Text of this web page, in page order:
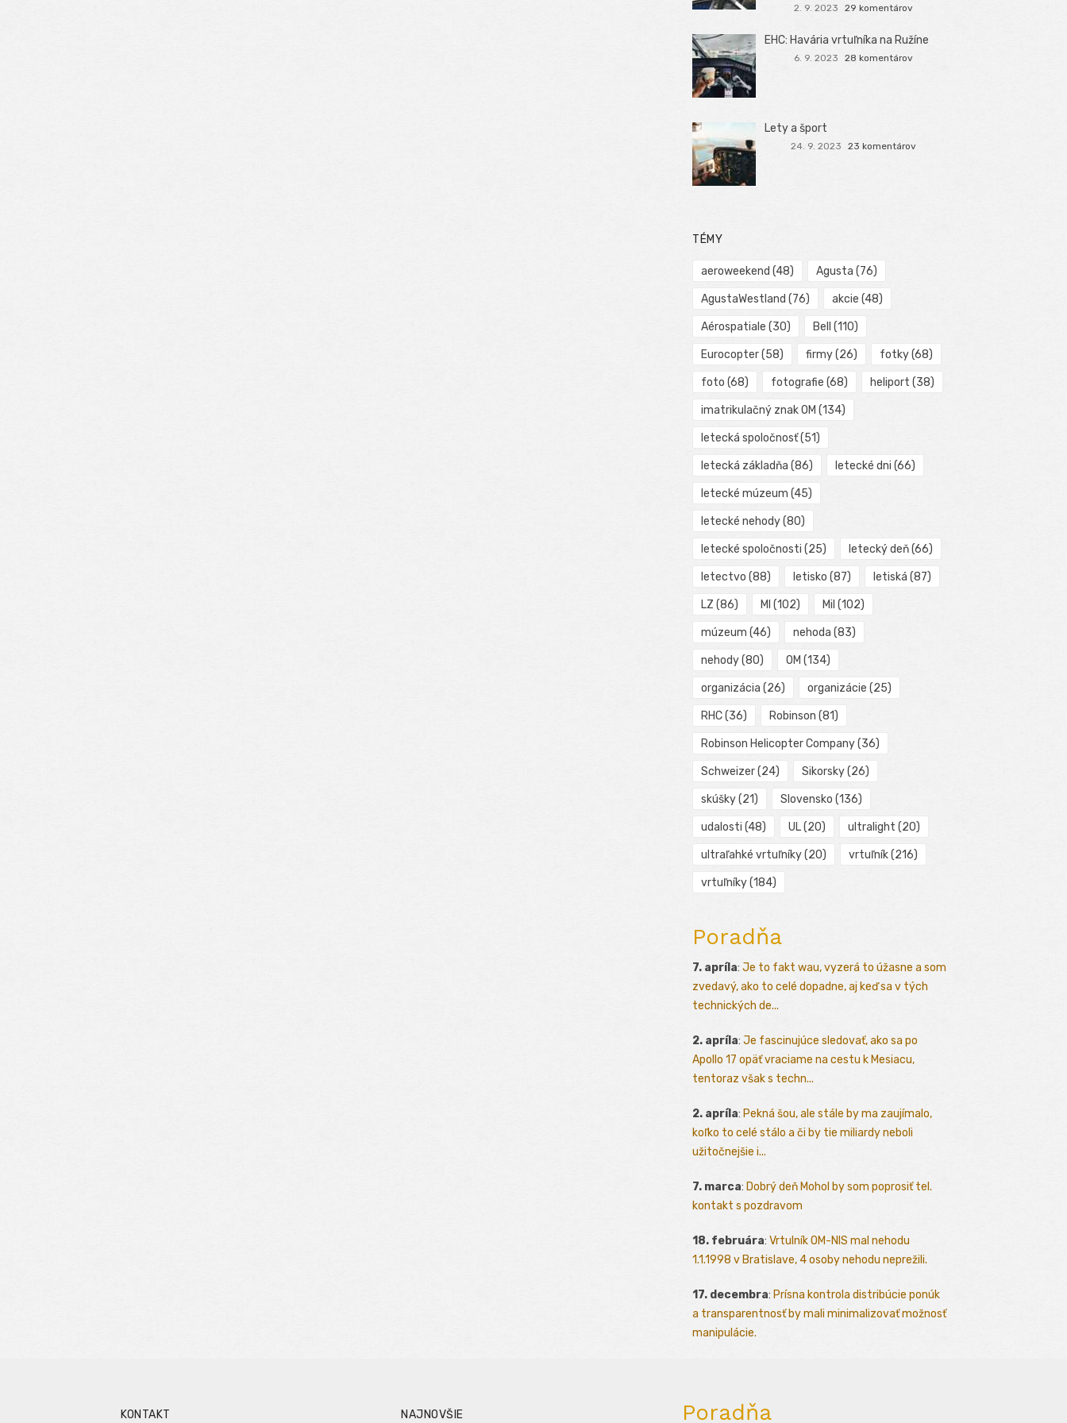
2. 9. 2023 29 komentárov
EHC: Havária vrtuľníka na Ružíne
6. 9. 2023 28 komentárov
Lety a šport
24. 9. 2023 23 komentárov
TÉMY
aeroweekend (48) Agusta (76)
AgustaWestland (76) akcie (48)
Aérospatiale (30) Bell (110)
Eurocopter(58) firmy(26) fotky(68)
foto (68) fotografie (68) heliport (38)
imatrikulačný znak OM (134)
letecká spoločnosť(51)
letecká základňa (86) letecké dni (66)
letecké múzeum (45)
letecké nehody(80)
letecké spoločnosti (25) letecký deň(66)
letectvo (88) letisko (87) letiská (87)
LZ (86) MI (102) Mil (102)
múzeum (46) nehoda (83)
nehody(80) OM (134)
organizácia (26) organizácie (25)
RHC(36) Robinson (81)
Robinson Helicopter Company(36)
Schweizer(24) Sikorsky(26)
skúšky(21) Slovensko (136)
udalosti (48) UL(20) ultralight (20)
ultraľahké vrtuľníky(20) vrtuľník(216)
vrtuľníky(184)
Poradňa
7. apríla: Je to fakt wau, vyzerá to úžasne a som
zvedavý, ako to celé dopadne, aj keď sa v tých
technických de...
2. apríla: Je fascinujúce sledovať, ako sa po
Apollo 17 opäť vraciame na cestu k Mesiacu,
tentoraz však s techn...
2. apríla: Pekná šou, ale stále by ma zaujímalo,
koľko to celé stálo a či by tie miliardy neboli
užitočnejšie i...
7. marca: Dobrý deň Mohol by som poprosiť tel.
kontakt s pozdravom
18. februára: Vrtulník OM-NIS mal nehodu
1.1.1998 v Bratislave, 4 osoby nehodu neprežili.
17. decembra: Prísna kontrola distribúcie ponúk
a transparentnosť by mali minimalizovať možnosť
manipulácie.
KONTAKT NAJNOVŠIE Poradňa